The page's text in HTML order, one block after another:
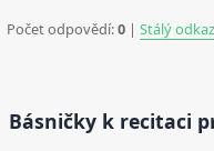
Počet odpovědí:0 |Stálý odkaz
Básničky k recitaci